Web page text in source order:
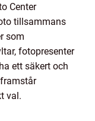
Center
tillsammans
som
fotopresenter
ett säkert och
val.